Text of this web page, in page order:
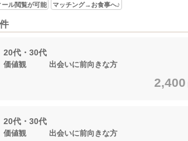
ール閲覧が可能 マッチング→お食事へ♪
20代・30代
価値観 出会いに前向きな方
2,400
20代・30代
価値観 出会いに前向きな方